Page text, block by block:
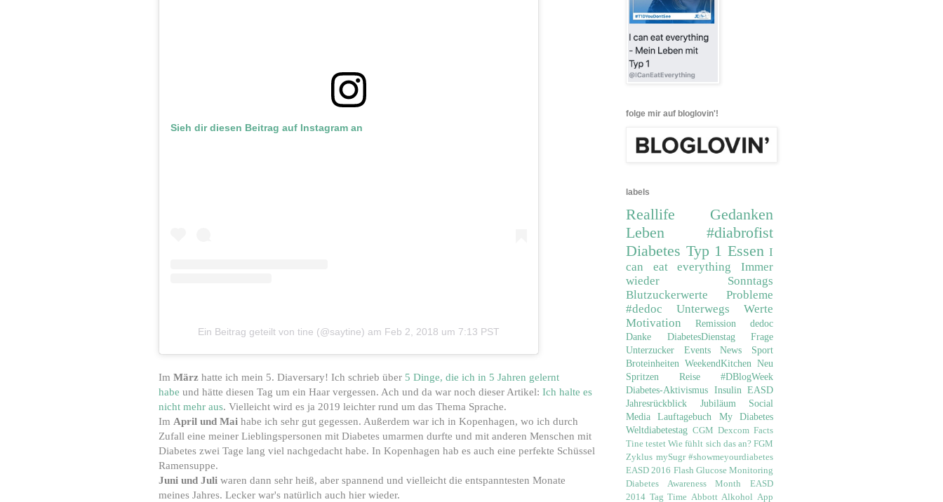
Sieh dir diesen Beitrag auf Instagram an
Ein Beitrag geteilt von tine (@saytine) am Feb 2, 2018 um 7:13 PST
Im März hatte ich mein 5. Diaversary! Ich schrieb über 5 Dinge, die ich in 5 Jahren gelernt
habe und hätte diesen Tag um ein Haar vergessen. Ach und da war noch dieser Artikel: Ich halte es
nicht mehr aus. Vielleicht wird es ja 2019 leichter rund um das Thema Sprache.
Im April und Mai habe ich sehr gut gegessen. Außerdem war ich in Kopenhagen, wo ich durch
Zufall eine meiner Lieblingspersonen mit Diabetes umarmen durfte und mit anderen Menschen mit
Diabetes zwei Tage lang viel nachgedacht habe. In Kopenhagen hab es auch eine perfekte Schüssel
Ramensuppe.
Juni und Juli waren dann sehr heiß, aber spannend und vielleicht die entspanntesten Monate
meines Jahres. Lecker war's natürlich auch hier wieder.
folge mir auf bloglovin'!
labels
Reallife
Gedanken
Leben
#diabrofist
Diabetes Typ 1 Essen I
can eat everything
Immer
wieder Sonntags
Blutzuckerwerte
Probleme
#dedoc
Unterwegs
Werte
Motivation
Remission
dedoc
Danke
DiabetesDienstag
Frage
Unterzucker
Events News
Sport
Broteinheiten WeekendKitchen Neu
Spritzen
Reise
#DBlogWeek
Diabetes-Aktivismus Insulin EASD
Jahresrückblick
Jubiläum
Social
Media
Lauftagebuch
My Diabetes
Weltdiabetestag CGM Dexcom Facts
Tine testet Wie fühlt sich das an? FGM
Zyklus mySugr #showmeyourdiabetes
EASD 2016 Flash Glucose Monitoring
Diabetes Awareness Month
EASD
2014 Tag Time Abbott Alkohol App